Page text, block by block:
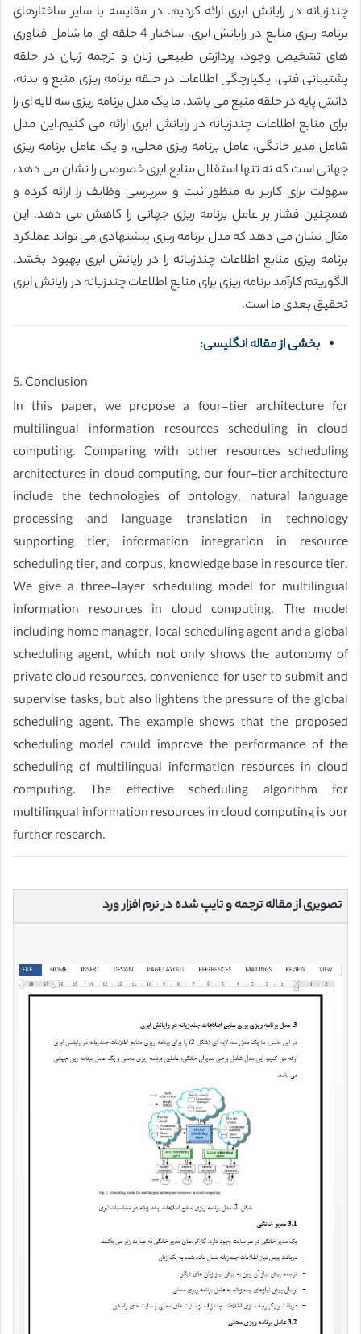
چندزبانه در رایانش ابری ارائه کردیم. در مقایسه با سایر ساختارهای
برنامه ریزی منابع در رایانش ابری، ساختار 4 حلقه ای ما شامل فناوری
های تشخیص وجود، پردازش طبیعی زلان و ترجمه زبان در حلقه
پشتیبانی فنی، یکپارچگی اطلاعات در حلقه برنامه ریزی منبع و بدنه،
دانش پایه در حلقه منبع می باشد. ما یک مدل برنامه ریزی سه لایه ای را
برای منابع اطلاعات چندزبانه در رایانش ابری ارائه می کنیم.این مدل
شامل مدیر خانگی، عامل برنامه ریزی محلی، و یک عامل برنامه ریزی
جهانی است که نه تنها استقلال منابع ابری خصوصی را نشان می دهد،
سهولت برای کاربر به منظور ثبت و سرپرسی وظایف را ارائه کرده و
همچنین فشار بر عامل برنامه ریزی جهانی را کاهش می دهد. این
مثال نشان می دهد که مدل برنامه ریزی پیشنهادی می تواند عملکرد
برنامه ریزی منابع اطلاعات چندزبانه را در رایانش ابری بهبود بخشد.
الگوریتم کارآمد برنامه ریزی برای منابع اطلاعات چندزبانه در رایانش ابری
تحقیق بعدی ما است.
بخشی از مقاله انگلیسی:
5. Conclusion
In this paper, we propose a four-tier architecture for
multilingual information resources scheduling in cloud
computing. Comparing with other resources scheduling
architectures in cloud computing, our four-tier architecture
include the technologies of ontology, natural language
processing and language translation in technology
supporting tier, information integration in resource
scheduling tier, and corpus, knowledge base in resource tier.
We give a three-layer scheduling model for multilingual
information resources in cloud computing. The model
including home manager, local scheduling agent and a global
scheduling agent, which not only shows the autonomy of
private cloud resources, convenience for user to submit and
supervise tasks, but also lightens the pressure of the global
scheduling agent. The example shows that the proposed
scheduling model could improve the performance of the
scheduling of multilingual information resources in cloud
computing. The effective scheduling algorithm for
multilingual information resources in cloud computing is our
further research.
تصویری از مقاله ترجمه و تایپ شده در نرم افزار ورد